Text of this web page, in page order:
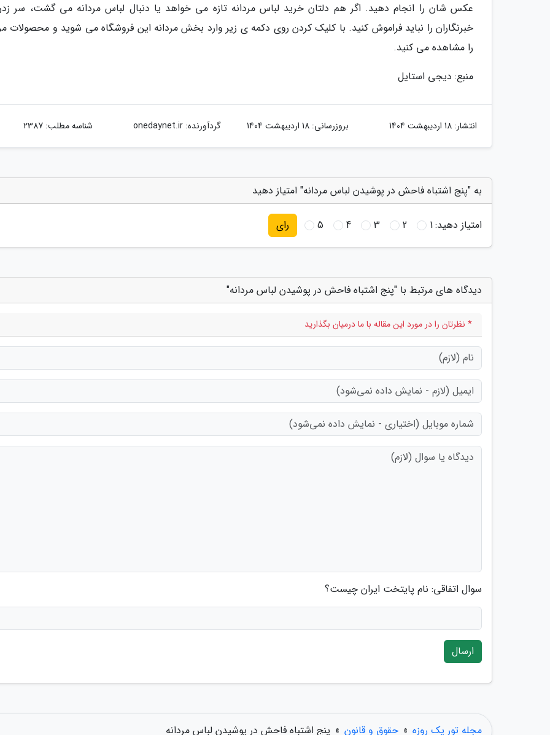
عکس شان را انجام دهید. اگر هم دلتان خرید لباس مردانه تازه می خواهد یا دنبال لباس مردانه می گشت، سر
خبرنگاران را نباید فراموش کنید. با کلیک کردن روی دکمه ی زیر وارد بخش مردانه این فروشگاه می شوید و محصولات
را مشاهده می کنید.
منبع: دیجی استایل
انتشار: 18 اردیبهشت 1404 بروزرسانی: 18 اردیبهشت 1404 گردآورنده:onedaynet.ir شناسه مطلب: 2387
به "پنج اشتباه فاحش در پوشیدن لباس مردانه" امتیاز دهید
امتیاز دهید:1
2
3
4
5 رای
دیدگاه های مرتبط با "پنج اشتباه فاحش در پوشیدن لباس مردانه"
* نظرتان را در مورد این مقاله با ما درمیان بگذارید
سوال اتفاقی: نام پایتخت ایران چیست؟
ارسال
مجله تور یک روزه » حقوق و قانون » پنج اشتباه فاحش در پوشیدن لباس مردانه